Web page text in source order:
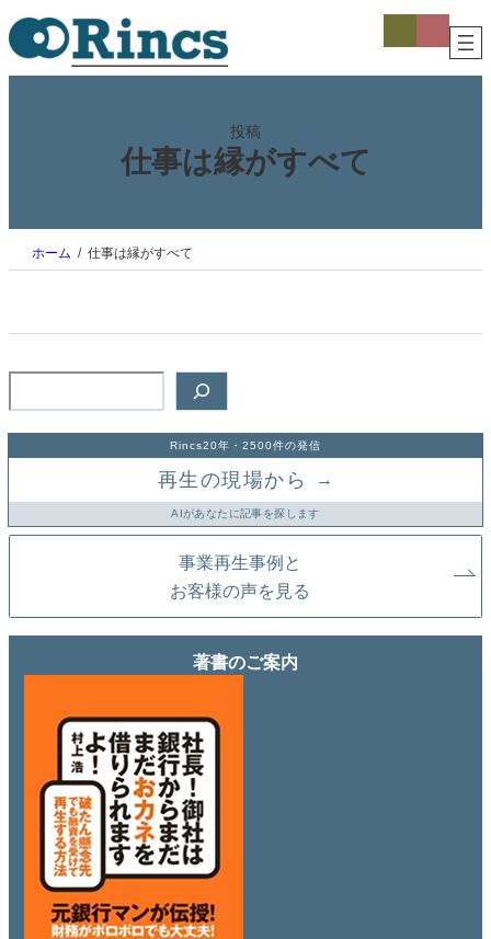
内
容
を
ス
コ
コ
投稿
仕事は縁がすべて
ホーム 仕事は縁がすべて
Rincs20年・2500件の発信
再生の現場から →
AIがあなたに記事を探します
事業再生事例と
お客様の声を見る
著書のご案内